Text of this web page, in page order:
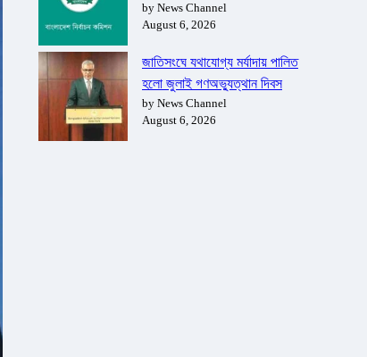
by News Channel
August 6, 2026
জাতিসংঘে যথাযোগ্য মর্যাদায় পালিত
হলো জুলাই গণঅভ্যুত্থান দিবস
by News Channel
August 6, 2026